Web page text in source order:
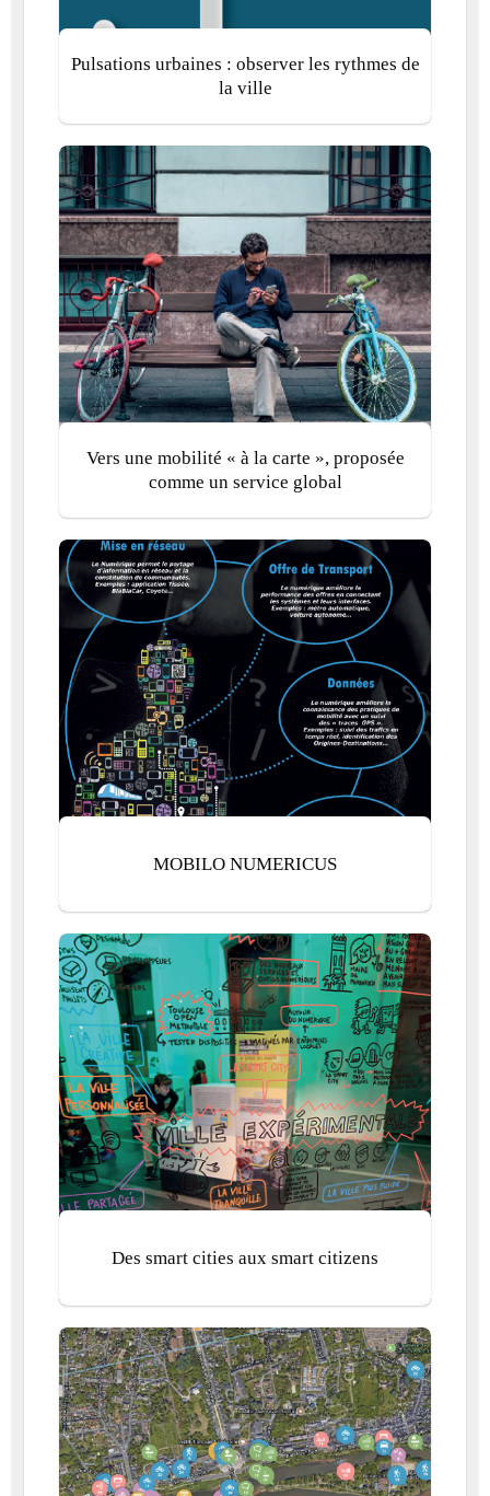
Pulsations urbaines : observer les rythmes de
la ville
Vers une mobilité « à la carte », proposée
comme un service global
MOBILO NUMERICUS
Des smart cities aux smart citizens